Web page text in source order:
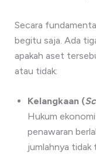
Secara
begitu saja. Ada
apakah aset
atau tidak:
Kelangkaan (
Hukum
penawaran
jumlahnya tidak